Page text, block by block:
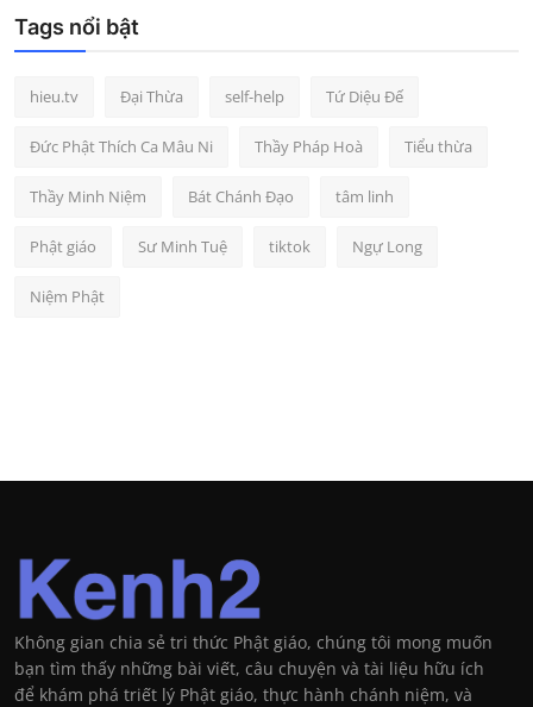
Tags nổi bật
hieu.tv Đại Thừa self-help Tứ Diệu Đế
Đức Phật Thích Ca Mâu Ni Thầy Pháp Hoà Tiểu thừa
Thầy Minh Niệm Bát Chánh Đạo tâm linh
Phật giáo Sư Minh Tuệ tiktok Ngự Long
Niệm Phật
Không gian chia sẻ tri thức Phật giáo, chúng tôi mong muốn
bạn tìm thấy những bài viết, câu chuyện và tài liệu hữu ích
để khám phá triết lý Phật giáo, thực hành chánh niệm, và